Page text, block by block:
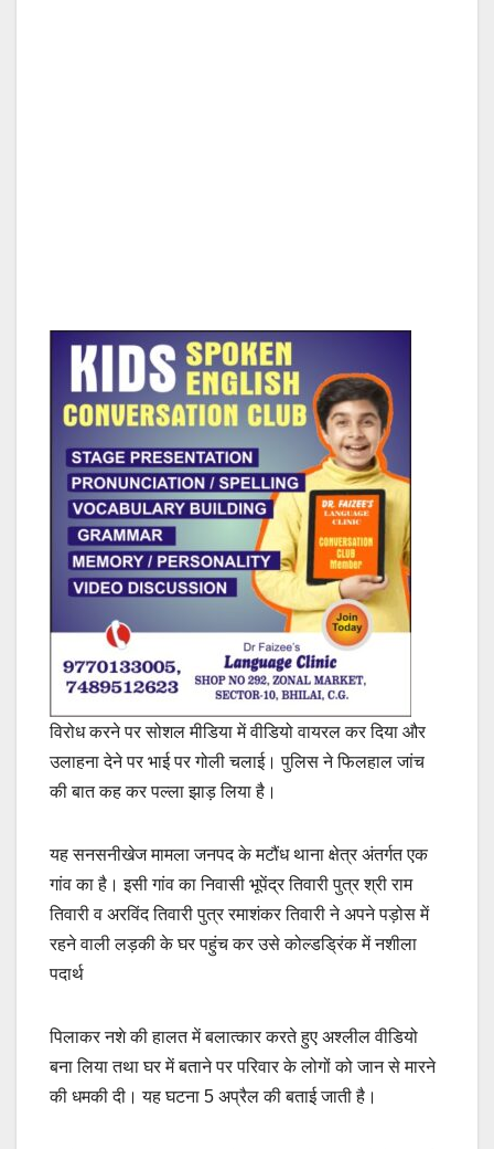
विरोध करने पर सोशल मीडिया में वीडियो वायरल कर दिया और
उलाहना देने पर भाई पर गोली चलाई। पुलिस ने फिलहाल जांच
की बात कह कर पल्ला झाड़ लिया है।
यह सनसनीखेज मामला जनपद के मटौंध थाना क्षेत्र अंतर्गत एक
गांव का है। इसी गांव का निवासी भूपेंद्र तिवारी पुत्र श्री राम
तिवारी व अरविंद तिवारी पुत्र रमाशंकर तिवारी ने अपने पड़ोस में
रहने वाली लड़की के घर पहुंच कर उसे कोल्डड्रिंक में नशीला
पदार्थ
पिलाकर नशे की हालत में बलात्कार करते हुए अश्लील वीडियो
बना लिया तथा घर में बताने पर परिवार के लोगों को जान से मारने
की धमकी दी। यह घटना 5 अप्रैल की बताई जाती है।